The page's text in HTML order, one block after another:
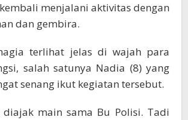
menjalani aktivitas dengan
dan gembira.
terlihat jelas di wajah para
salah satunya Nadia (8) yang
senang ikut kegiatan tersebut.
diajak main sama Bu Polisi. Tadi